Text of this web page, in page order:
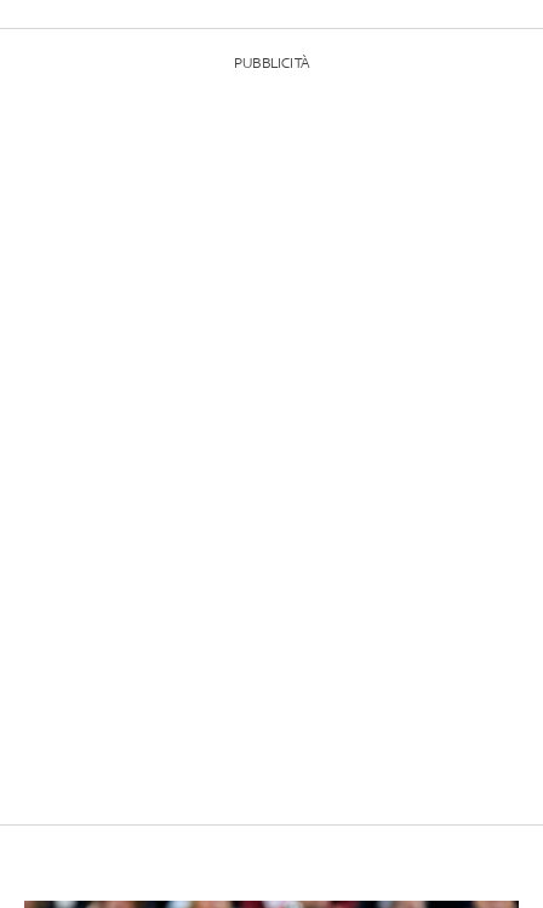
PUBBLICITÀ